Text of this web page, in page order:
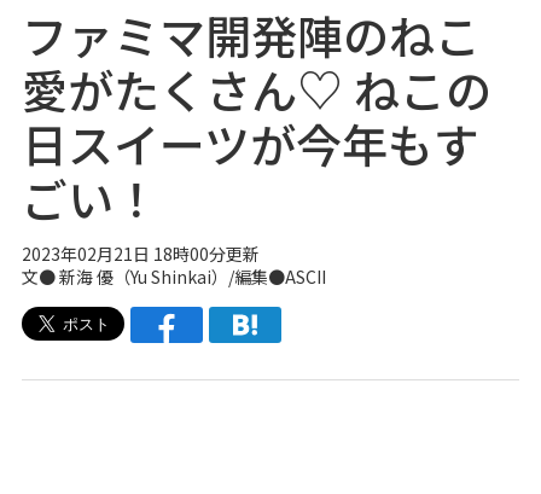
ファミマ開発陣のねこ
愛がたくさん♡ ねこの
日スイーツが今年もす
ごい！
2023年02月21日 18時00分更新
文●新海 優（Yu Shinkai） /編集●ASCII